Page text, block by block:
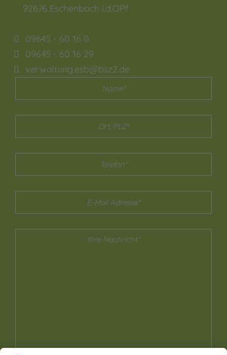
92676 Eschenbach i.d.OPf
09645 - 60 16 0
09645 - 60 16 29
verwaltung.esb@bsz2.de